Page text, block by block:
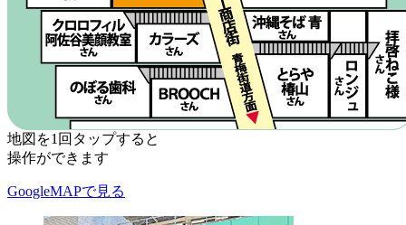
地図を1回タップすると
操作ができます
GoogleMAPで見る